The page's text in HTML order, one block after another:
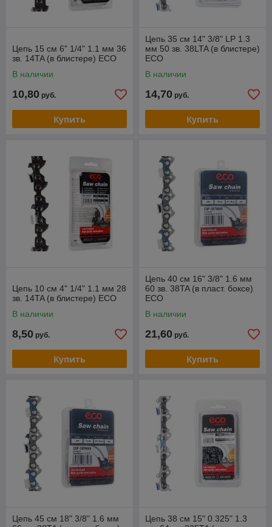
Цепь 15 см 6" 1/4" 1.1 мм 36
зв. 14TA (в блистере) ECO
В наличии
10,80 руб.
Купить
Цепь 35 см 14" 3/8" LP 1.3
мм 50 зв. 38LTA (в блистере)
ECO
В наличии
14,70 руб.
Купить
Цепь 10 см 4" 1/4" 1.1 мм 28
зв. 14TA (в блистере) ECO
В наличии
8,50 руб.
Купить
Цепь 40 см 16" 3/8" 1.6 мм
60 зв. 38TA (в пласт. боксе)
ECO
В наличии
21,60 руб.
Купить
Цепь 45 см 18" 3/8" 1.6 мм
Цепь 38 см 15" 0.325" 1.3